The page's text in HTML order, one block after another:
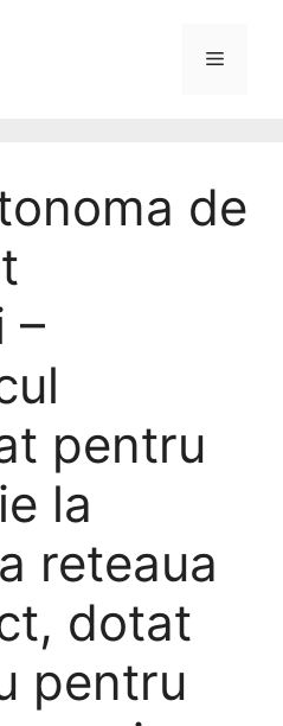
de
–
pentru
la
reteaua
dotat
pentru